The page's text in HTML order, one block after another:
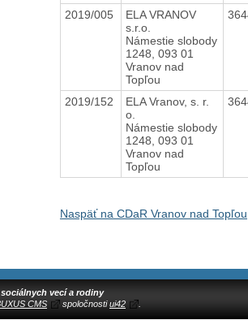
2019/005
ELA VRANOV
s.r.o.
Námestie slobody
1248, 093 01
Vranov nad
Topľou
2019/152
ELA Vranov, s. r.
o.
Námestie slobody
1248, 093 01
Vranov nad
Topľou
Naspäť na CDaR Vranov nad
vecí a rodiny
CMS spoločnostiui42